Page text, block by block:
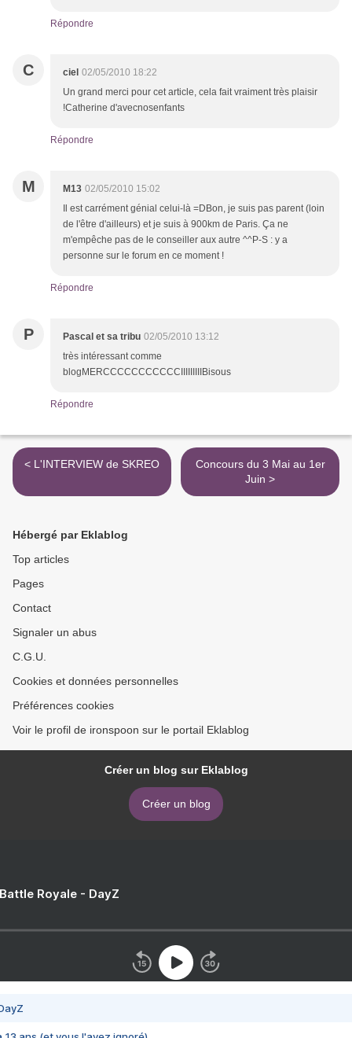
Répondre
C ciel 02/05/2010 18:22
Un grand merci pour cet article, cela fait vraiment très plaisir
!Catherine d'avecnosenfants
Répondre
M M13 02/05/2010 15:02
Il est carrément génial celui-là =DBon, je suis pas parent (loin
de l'être d'ailleurs) et je suis à 900km de Paris. Ça ne
m'empêche pas de le conseiller aux autre ^^P-S : y a
personne sur le forum en ce moment !
Répondre
P Pascal et sa tribu 02/05/2010 13:12
très intéressant comme
blogMERCCCCCCCCCCCIIIIIIIIIBisous
Répondre
< L'INTERVIEW de SKREO
Concours du 3 Mai au 1er
Juin >
Hébergé par Eklablog
Top articles
Pages
Contact
Signaler un abus
C.G.U.
Cookies et données personnelles
Préférences cookies
Voir le profil de ironspoon sur le portail Eklablog
Créer un blog sur Eklablog
Créer un blog
Royale - DayZ